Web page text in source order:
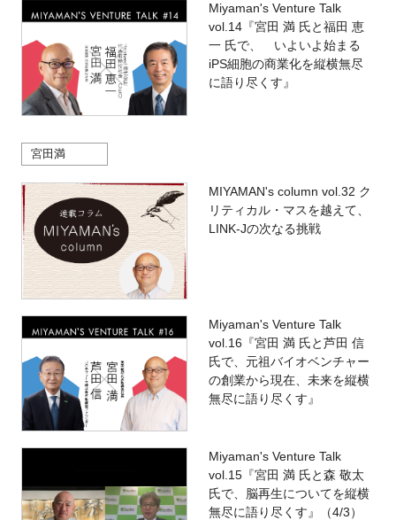
Miyaman's Venture Talk
vol.14『宮田 満 氏と福田 恵
一 氏で、 いよいよ始まる
iPS細胞の商業化を縦横無尽
に語り尽くす』
宮田満
MIYAMAN's column vol.32 ク
リティカル・マスを越えて、
LINK-Jの次なる挑戦
Miyaman's Venture Talk
vol.16『宮田 満 氏と芦田 信
氏で、元祖バイオベンチャー
の創業から現在、未来を縦横
無尽に語り尽くす』
Miyaman's Venture Talk
vol.15『宮田 満 氏と森 敬太
氏で、脳再生についてを縦横
無尽に語り尽くす』（4/3）